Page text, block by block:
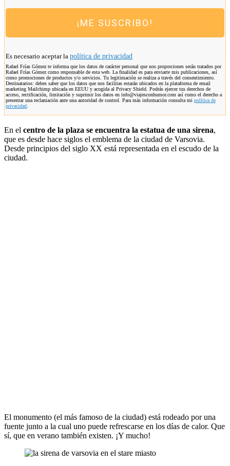
¡ME SUSCRIBO!
Es necesario aceptar la política de privacidad
Rafael Frías Gómez te informa que los datos de carácter personal que nos proporciones serán tratados por
Rafael Frías Gómez como responsable de esta web. La finalidad es para enviarte mis publicaciones, así
como promociones de productos y/o servicios. Tu legitimación se realiza a través del consentimiento.
Destinatarios: debes saber que los datos que nos facilitas estarán ubicados en la plataforma de email
marketing Mailchimp ubicada en EEUU y acogida al Privacy Shield. Podrás ejercer tus derechos de
acceso, rectificación, limitación y suprimir los datos en info@viajesconhumor.com así como el derecho a
presentar una reclamación ante una autoridad de control. Para más información consulta mi política de
privacidad
En el centro de la plaza se encuentra la estatua de una sirena,
que es desde hace siglos el emblema de la ciudad de Varsovia.
Desde principios del siglo XX está representada en el escudo de la
ciudad.
El monumento (el más famoso de la ciudad) está rodeado por una
fuente junto a la cual uno puede refrescarse en los días de calor. Que
sí, que en verano también existen. ¡Y mucho!